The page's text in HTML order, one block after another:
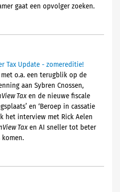
gaat een opvolger zoeken.
Tax Update - zomereditie!
o.a. een terugblik op de
aan Sybren Cnossen,
Taxen de nieuwe fiscale
en ‘Beroep in cassatie
het interview met Rick Aelen
Taxen AI sneller tot beter